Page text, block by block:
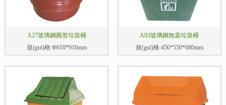
A27玻璃鋼圓形垃圾桶
規(guī)格:Φ610*910mm
A93玻璃鋼無蓋垃圾桶
規(guī)格:450*550*680mm